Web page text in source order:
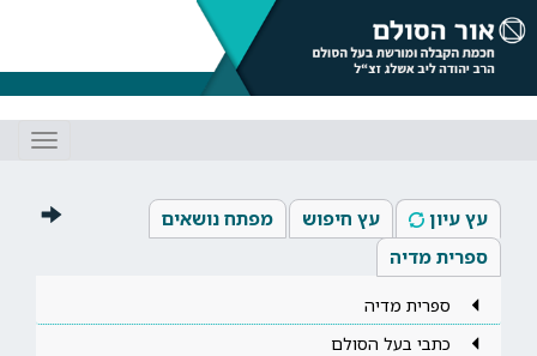
עץ עיון עץ חיפוש
מפתח נושאים
ספרית מדיה
ספרית מדיה
כתבי בעל הסולם